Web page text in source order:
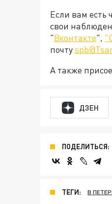
Если вам есть
свои
"Вконтакте",
почту
А также
ДЗЕН
ПОДЕЛИТЬСЯ:
ТЕГИ: В